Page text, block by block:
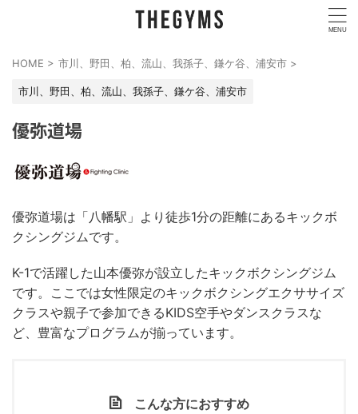
HOME > 市川、野田、柏、流山、我孫子、鎌ケ谷、浦安市 >
市川、野田、柏、流山、我孫子、鎌ケ谷、浦安市
優弥道場
優弥道場は「八幡駅」より徒歩1分の距離にあるキックボ
クシングジムです。
K-1で活躍した山本優弥が設立したキックボクシングジム
です。ここでは女性限定のキックボクシングエクササイズ
クラスや親子で参加できるKIDS空手やダンスクラスな
ど、豊富なプログラムが揃っています。
こんな方におすすめ